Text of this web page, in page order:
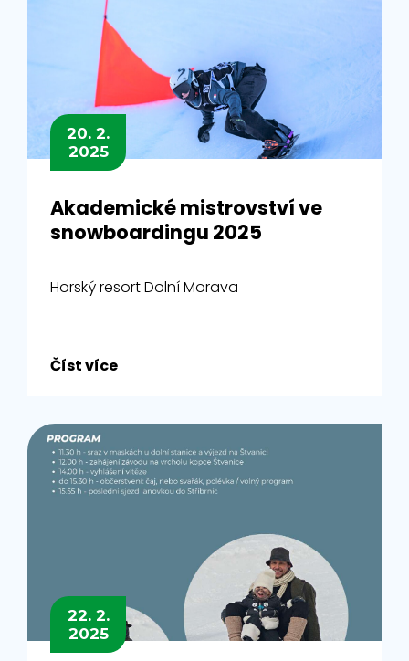
20. 2.
2025
Akademické mistrovství ve
snowboardingu 2025
Horský resort Dolní Morava
Číst více
22. 2.
2025